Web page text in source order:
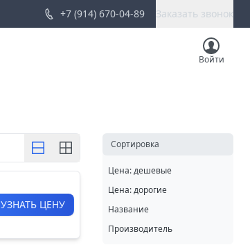
+7 (914) 670-04-89 Заказать звонок
Войти
УЗНАТЬ ЦЕНУ
Cортировка
Цена: дешевые
Цена: дорогие
Название
Производитель